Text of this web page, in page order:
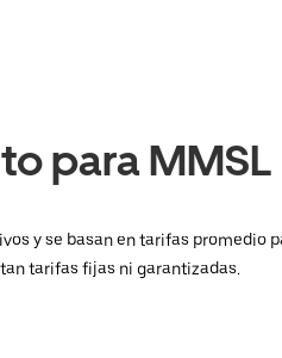
para MMSL
y se basan en tarifas
tarifas fijas ni garantizadas.